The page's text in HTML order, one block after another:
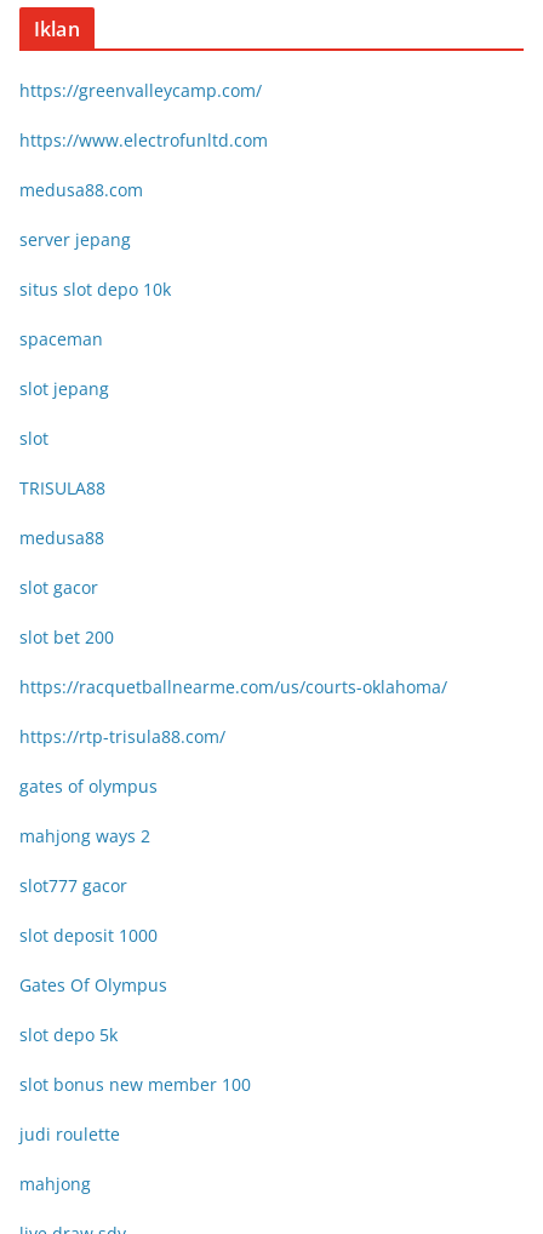
Iklan
https://greenvalleycamp.com/
https://www.electrofunltd.com
medusa88.com
server jepang
situs slot depo 10k
spaceman
slot jepang
slot
TRISULA88
medusa88
slot gacor
slot bet 200
https://racquetballnearme.com/us/courts-oklahoma/
https://rtp-trisula88.com/
gates of olympus
mahjong ways 2
slot777 gacor
slot deposit 1000
Gates Of Olympus
slot depo 5k
slot bonus new member 100
judi roulette
mahjong